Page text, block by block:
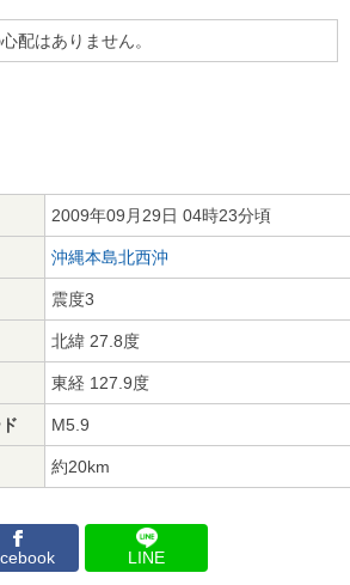
配はありません。
2009年09月29日 04時23分頃
沖縄本島北西沖
震度3
北緯 27.8度
東経 127.9度
M5.9
約20km
LINE